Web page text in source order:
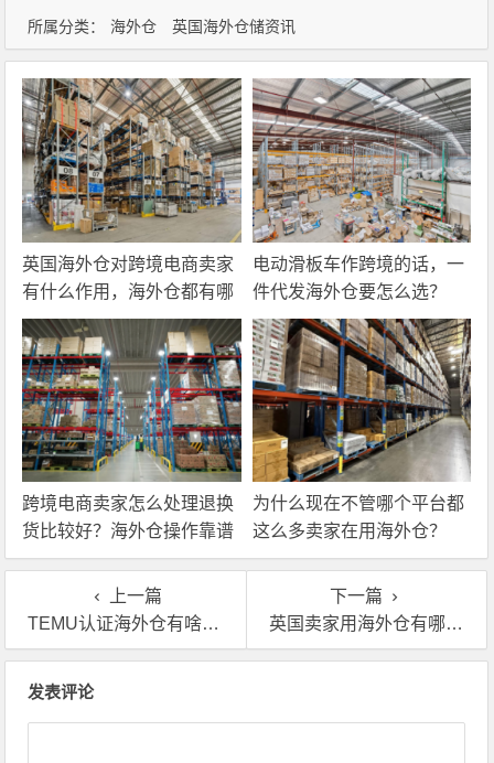
所属分类： 海外仓 英国海外仓储资讯
英国海外仓对跨境电商卖家
有什么作用，海外仓都有哪
些核心服务？
电动滑板车作跨境的话，一
件代发海外仓要怎么选？
跨境电商卖家怎么处理退换
货比较好？海外仓操作靠谱
吗？
为什么现在不管哪个平台都
这么多卖家在用海外仓？
上一篇
TEMU认证海外仓有啥好的，怎么那么多卖家都在用？
下一篇
英国卖家用海外仓有哪些实际好处？
发表评论